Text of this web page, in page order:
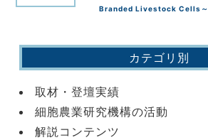
カテゴリ別
取材・登壇実績
細胞農業研究機構の活動
解説コンテンツ
Branded Livestock Cells～